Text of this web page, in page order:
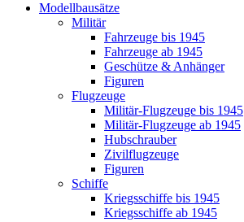
Modellbausätze
Militär
Fahrzeuge bis 1945
Fahrzeuge ab 1945
Geschütze & Anhänger
Figuren
Flugzeuge
Militär-Flugzeuge bis 1945
Militär-Flugzeuge ab 1945
Hubschrauber
Zivilflugzeuge
Figuren
Schiffe
Kriegsschiffe bis 1945
Kriegsschiffe ab 1945